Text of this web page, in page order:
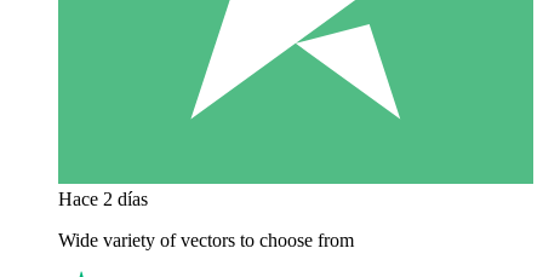
Hace 2 días
Wide variety of vectors to choose from